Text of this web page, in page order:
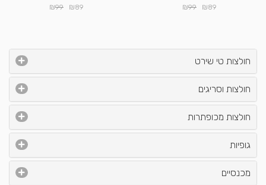
₪89
₪99
₪89
₪99
חולצות טי שירט
חולצות וסריגים
חולצות מכופתרות
גופיות
מכנסיים